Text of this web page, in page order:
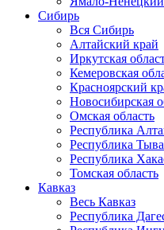
Сибирь
Вся Сибирь
Алтайский край
Иркутская
Кемеровская
Красноярский
Новосибирская
Омская область
Республика
Республика Тыва
Республика
Томская область
Кавказ
Весь Кавказ
Республика